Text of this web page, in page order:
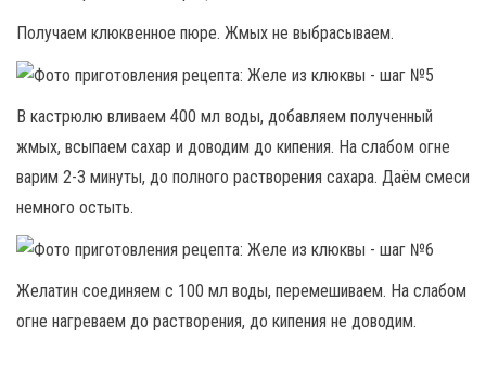
Получаем клюквенное пюре. Жмых не выбрасываем.
В кастрюлю вливаем 400 мл воды, добавляем полученный
жмых, всыпаем сахар и доводим до кипения. На слабом огне
варим 2-3 минуты, до полного растворения сахара. Даём смеси
немного остыть.
Желатин соединяем с 100 мл воды, перемешиваем. На слабом
огне нагреваем до растворения, до кипения не доводим.